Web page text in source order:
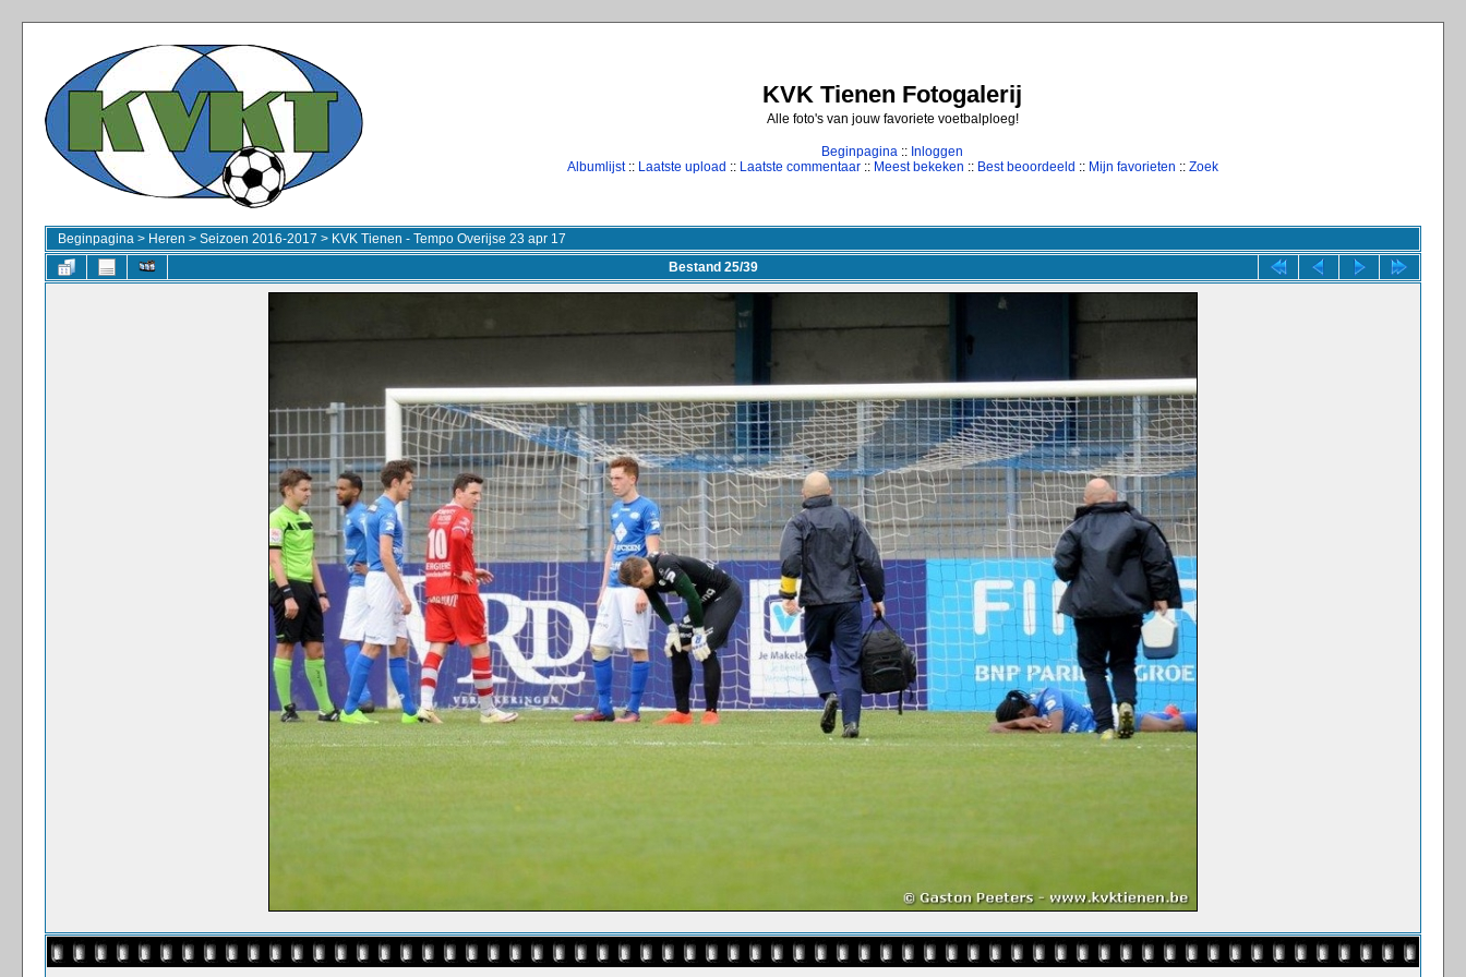
KVK Tienen Fotogalerij
Alle foto's van jouw favoriete voetbalploeg!
Beginpagina :: Inloggen
Albumlijst:: Laatste upload :: Laatste commentaar:: Meest bekeken :: Best beoordeeld :: Mijn favorieten :: Zoek
Beginpagina > Heren > Seizoen 2016-2017 > KVK Tienen - Tempo Overijse 23 apr 17
Bestand 25/39